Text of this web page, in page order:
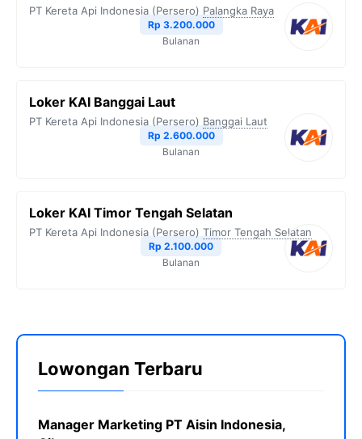
PT Kereta Api Indonesia (Persero) Palangka Raya
Rp 3.200.000
Bulanan
Loker KAI Banggai Laut
PT Kereta Api Indonesia (Persero) Banggai Laut
Rp 2.600.000
Bulanan
Loker KAI Timor Tengah Selatan
PT Kereta Api Indonesia (Persero) Timor Tengah Selatan
Rp 2.100.000
Bulanan
Lowongan Terbaru
Manager Marketing PT Aisin Indonesia,